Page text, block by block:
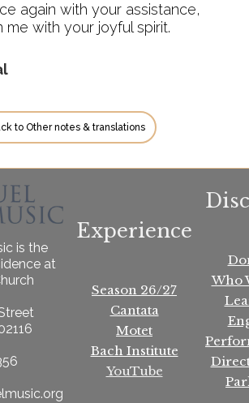
again with your assistance,
me with your joyful spirit.
to Other notes & translations
is the
at
Experience
Season 26/27
Cantata
Motet
Bach Institute
YouTube
Who